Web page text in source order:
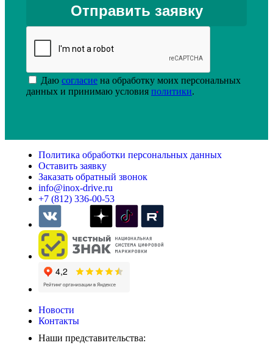
Даю согласие на обработку моих персональных
данных и принимаю условия политики.
Политика обработки персональных данных
Оставить заявку
Заказать обратный звонок
info@inox-drive.ru
+7 (812) 336-00-53
Новости
Контакты
Наши представительства: